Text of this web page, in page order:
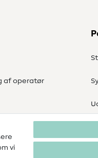
af operatør
vi